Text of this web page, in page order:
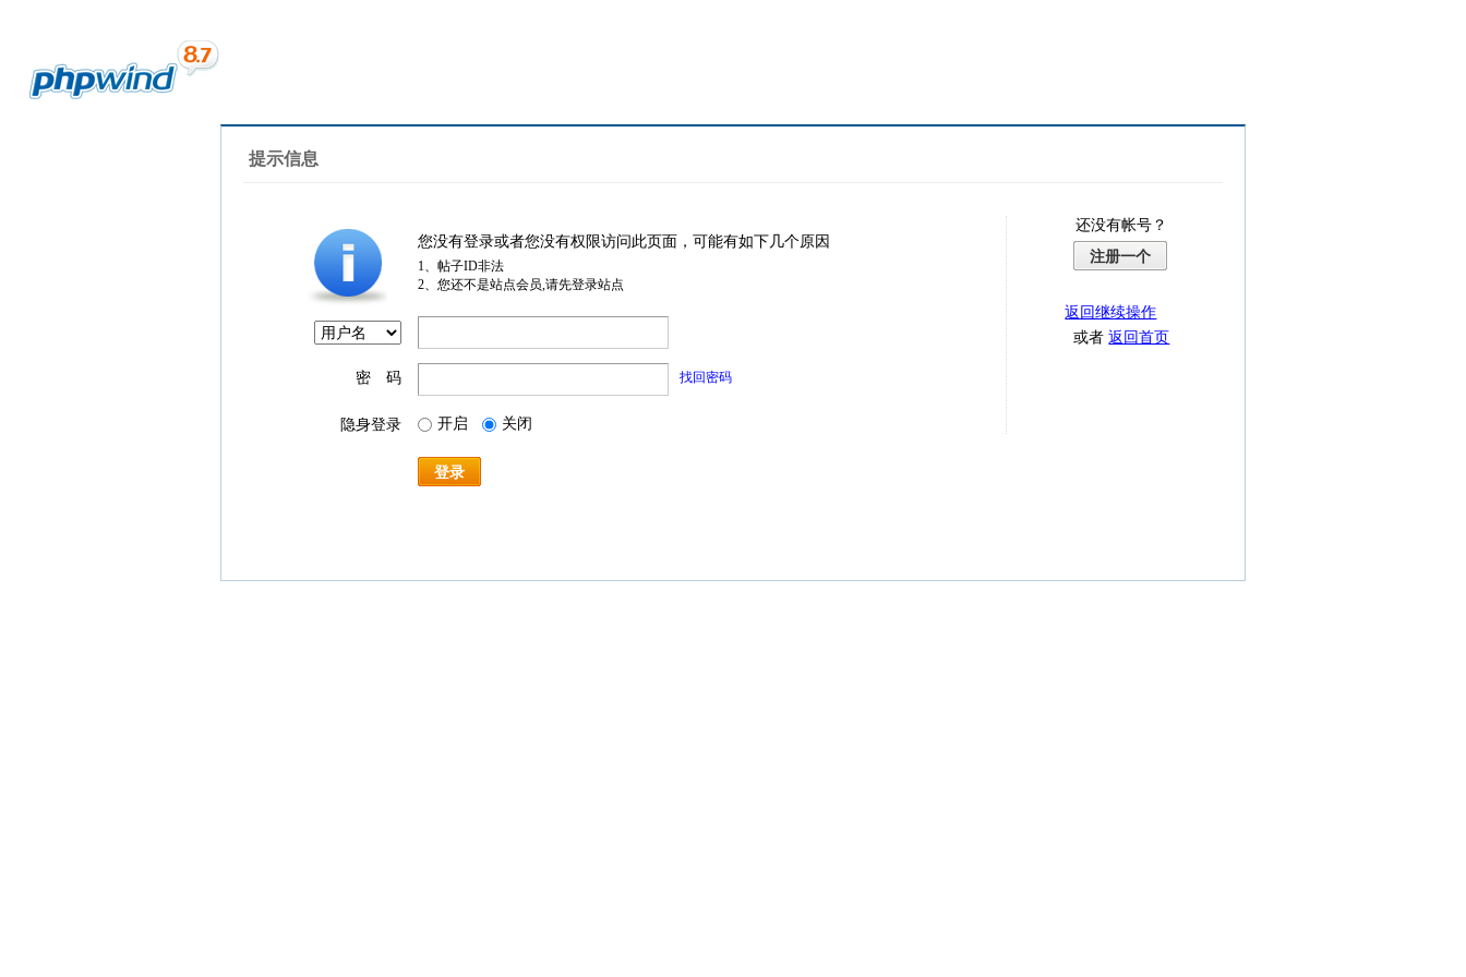
提示信息
您没有登录或者您没有权限访问此页面，可能有如下几个原因
1、帖子ID非法
2、您还不是站点会员,请先登录站点
密 码 找回密码
隐身登录 开启 关闭
登录
还没有帐号？
注册一个
返回继续操作
或者返回首页